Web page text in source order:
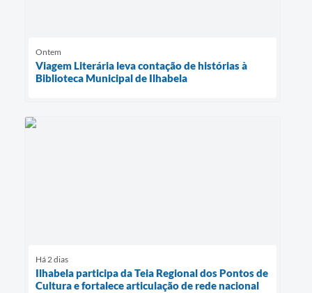
Ontem
Viagem Literária leva contação de histórias à
Biblioteca Municipal de Ilhabela
Há 2 dias
Ilhabela participa da Teia Regional dos Pontos de
Cultura e fortalece articulação de rede nacional